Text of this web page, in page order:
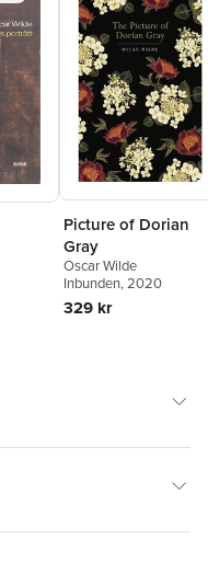
Picture of Dorian
Gray
Oscar Wilde
Inbunden, 2020
329 kr